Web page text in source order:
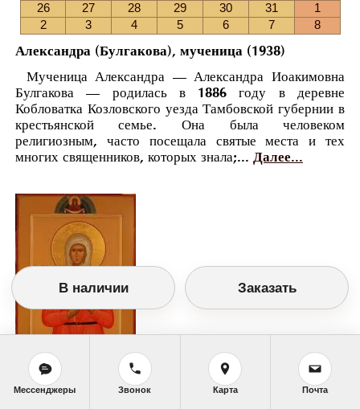
26
27 28 29 30 31
1
2
3 4 5 6 7 8
Александра (Булгакова), мученица (1938)
Мученица Александра — Александра Иоакимовна
Булгакова — родилась в 1886 году в деревне
Кобловатка Козловского уезда Тамбовской губернии в
крестьянской семье. Она была человеком
религиозным, часто посещала святые места и тех
многих священников, которых знала;... Далее...
В наличии Заказать
Мессенджеры Звонок Карта Почта